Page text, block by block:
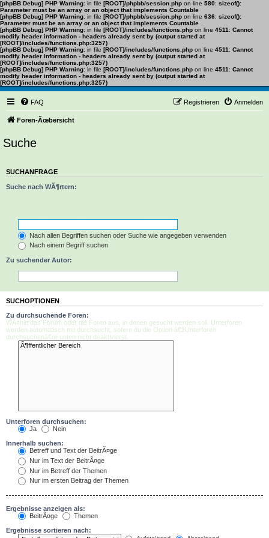
[phpBB Debug] PHP Warning: in file [ROOT]/phpbb/session.php on line 580: sizeof():
Parameter must be an array or an object that implements Countable
[phpBB Debug] PHP Warning: in file [ROOT]/phpbb/session.php on line 636: sizeof():
Parameter must be an array or an object that implements Countable
[phpBB Debug] PHP Warning: in file [ROOT]/includes/functions.php on line 4511 : Cannot
modify header information - headers already sent by (output started at
[ROOT]/includes/functions.php:3257)
[phpBB Debug] PHP Warning: in file [ROOT]/includes/functions.php on line 4511 : Cannot
modify header information - headers already sent by (output started at
[ROOT]/includes/functions.php:3257)
[phpBB Debug] PHP Warning: in file [ROOT]/includes/functions.php on line 4511 : Cannot
modify header information - headers already sent by (output started at
[ROOT]/includes/functions.php:3257)
FAQ Anmelden
Registrieren
Foren-Ãœbersicht
Suche
SUCHANFRAGE
Suche nach WÃ¶rtern:
Nach allen Begriffen suchen oder Suche wie angegeben verwenden
Nach einem Begriff suchen
Zu suchender Autor:
SUCHOPTIONEN
Zu durchsuchende Foren:
WÃ¤hle das Forum oder die Foren aus, in denen gesucht werden soll. Unterforen
werden automatisch mit durchsucht, sofern du die Option â€žUnterforen
durchsuchenâ€œ unten nicht deaktivierst.
Unterforen durchsuchen:
Ja
Nein
Innerhalb suchen:
Betreff und Text der BeitrÃ¤ge
Nur im Text der BeitrÃ¤ge
Nur im Betreff der Themen
Nur im ersten Beitrag der Themen
Ergebnisse anzeigen als:
BeitrÃ¤ge
Themen
Ergebnisse sortieren nach: